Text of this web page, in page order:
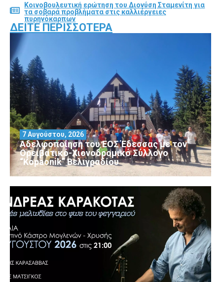
Κοινοβουλευτική ερώτηση του Διονύση Σταμενίτη για
τα σοβαρά προβλήματα στις καλλιέργειες
πυρηνόκαρπων
ΔΕΊΤΕ ΠΕΡΙΣΣΌΤΕΡΑ
Αδελφοποίηση του ΕΟΣ Έδεσσας με τον
Ορειβατικό-Χιονοδρομικό Σύλλογο
“Kopaonik” Βελιγραδίου
7 Αυγούστου, 2026